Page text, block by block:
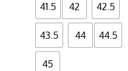
41.5 42 42.5
43.5 44 44.5
45
prodotto